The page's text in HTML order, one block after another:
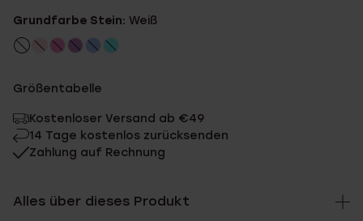
Grundfarbe Stein: Weiß
Größentabelle
Kostenloser Versand ab €49
14 Tage kostenlos zurücksenden
Zahlung auf Rechnung
Alles über dieses Produkt